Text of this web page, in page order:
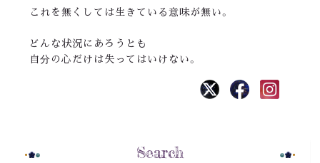
これを無くしては生きている意味が無い。
どんな状況にあろうとも
自分の心だけは失ってはいけない。
Search